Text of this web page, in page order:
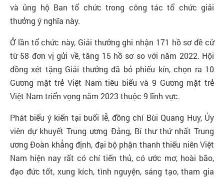
và ủng hộ Ban tổ chức trong công tác tổ chức giải
thưởng ý nghĩa này.
Ở lần tổ chức này, Giải thưởng ghi nhận 171 hồ sơ đề cử
từ 58 đơn vị gửi về, tăng 15 hồ sơ so với năm 2022. Hội
đồng xét tặng Giải thưởng đã bỏ phiếu kín, chọn ra 10
Gương mặt trẻ Việt Nam tiêu biểu và 9 Gương mặt trẻ
Việt Nam triển vọng năm 2023 thuộc 9 lĩnh vực.
Phát biểu ý kiến tại buổi lễ, đồng chí Bùi Quang Huy, Ủy
viên dự khuyết Trung ương Đảng, Bí thư thứ nhất Trung
ương Đoàn khẳng định, đại bộ phận thanh thiếu niên Việt
Nam hiện nay rất có chí tiến thủ, có ước mơ, hoài bão,
đạo đức tốt, xung kích, tình nguyện, sáng tạo, tham gia